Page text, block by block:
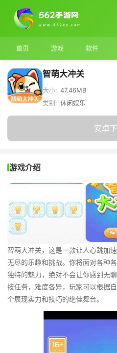
首页 游戏 软件
智萌大冲关
大小: 47.46MB
类别: 休闲娱乐
安卓
游戏介绍
智萌大冲关，这是一款让人心跳加
无尽的乐趣和挑战。你将面对各种
独特的魅力，绝对不会让你感到无
技任务，难度各异，玩家可以根据
个展现实力和技巧的绝佳舞台。